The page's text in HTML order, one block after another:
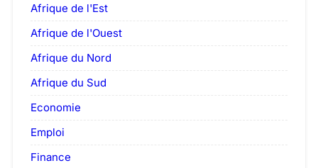
Afrique de l'Est
Afrique de l'Ouest
Afrique du Nord
Afrique du Sud
Economie
Emploi
Finance